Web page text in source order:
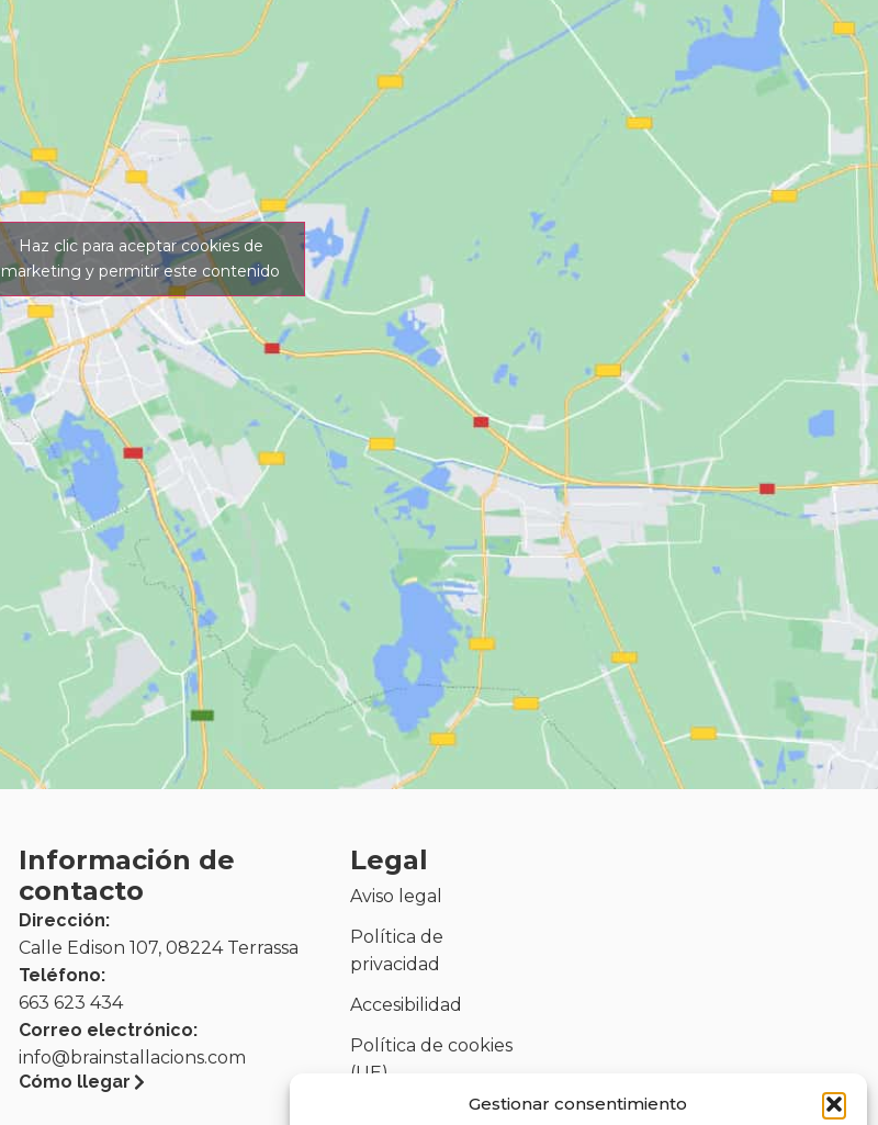
Gestionar consentimiento
Haz clic para aceptar cookies de
marketing y permitir este contenido
Información de
contacto
Dirección:
Calle Edison 107, 08224 Terrassa
Teléfono:
663 623 434
Correo electrónico:
info@brainstallacions.com
Cómo llegar
Legal
Aviso legal
Política de
privacidad
Accesibilidad
Política de cookies
(UE)